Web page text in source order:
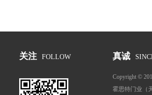
关注 FOLLOW 真诚
Copyright ©
霍思特门业（